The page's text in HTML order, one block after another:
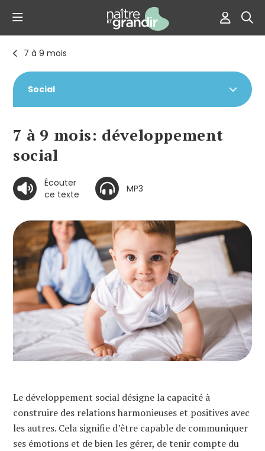
7 à 9 mois
Social
7 à 9 mois: développement
social
Écouter
ce texte
MP3
Le développement social désigne la capacité à
construire des relations harmonieuses et positives avec
les autres. Cela signifie d’être capable de communiquer
ses émotions et de bien les gérer, de tenir compte du